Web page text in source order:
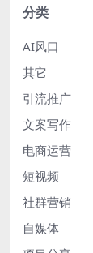
分类
AI风口
其它
引流推广
文案写作
电商运营
短视频
社群营销
自媒体